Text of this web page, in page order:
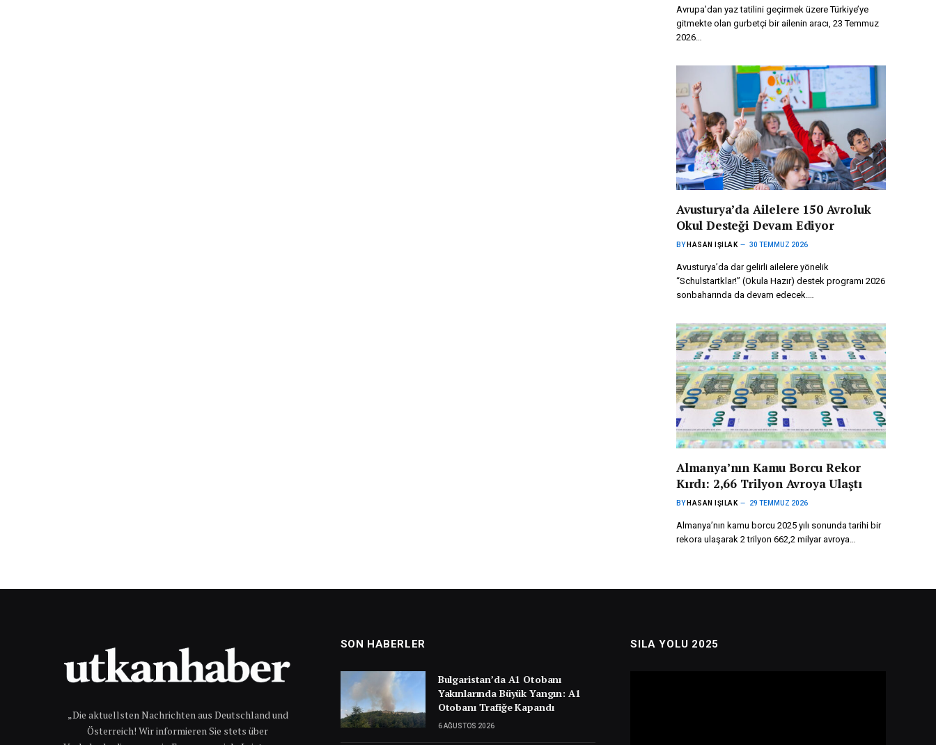
Avrupa’dan yaz tatilini geçirmek üzere Türkiye’ye
gitmekte olan gurbetçi bir ailenin aracı, 23 Temmuz
2026…
Avusturya’da Ailelere 150 Avroluk
Okul Desteği Devam Ediyor
BY HASAN IŞILAK 30 TEMMUZ 2026
Avusturya’da dar gelirli ailelere yönelik
“Schulstartklar!” (Okula Hazır) destek programı 2026
sonbaharında da devam edecek.…
Almanya’nın Kamu Borcu Rekor
Kırdı: 2,66 Trilyon Avroya Ulaştı
BY HASAN IŞILAK 29 TEMMUZ 2026
Almanya’nın kamu borcu 2025 yılı sonunda tarihi bir
rekora ulaşarak 2 trilyon 662,2 milyar avroya…
„Die aktuellsten Nachrichten aus Deutschland und
Österreich! Wir informieren Sie stets über
SON HABERLER
Bulgaristan’da A1 Otobanı
Yakınlarında Büyük Yangın: A1
Otobanı Trafiğe Kapandı
6 AĞUSTOS 2026
SILA YOLU 2025